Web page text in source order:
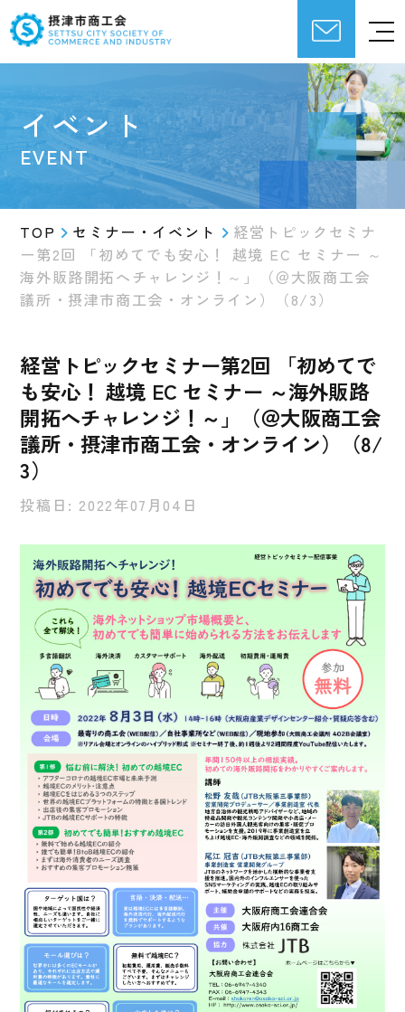
イベント
EVENT
TOP セミナー・イベント
経営トピックセミナ
ー第2回 「初めてでも安心！ 越境 EC セミナー ～
海外販路開拓へチャレンジ！～」（＠大阪商工会
議所・摂津市商工会・オンライン）（8/3）
経営トピックセミナー第2回 「初めてで
も安心！ 越境 EC セミナー ～海外販路
開拓へチャレンジ！～」（＠大阪商工会
議所・摂津市商工会・オンライン）（8/
3）
投稿日: 2022年07月04日